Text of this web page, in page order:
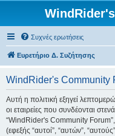
Συχνές ερωτήσεις
Ευρετήριο Δ. Συζήτησης
WindRider's Community
Αυτή η πολιτική εξηγεί
οι εταιρείες που συνδέονται
“WindRider's Community
(εφεξής “αυτοί”, “αυτών”,